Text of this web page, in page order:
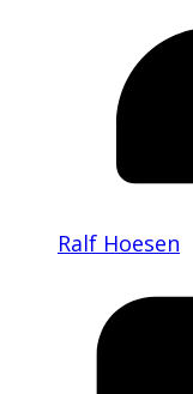
Ralf Hoesen